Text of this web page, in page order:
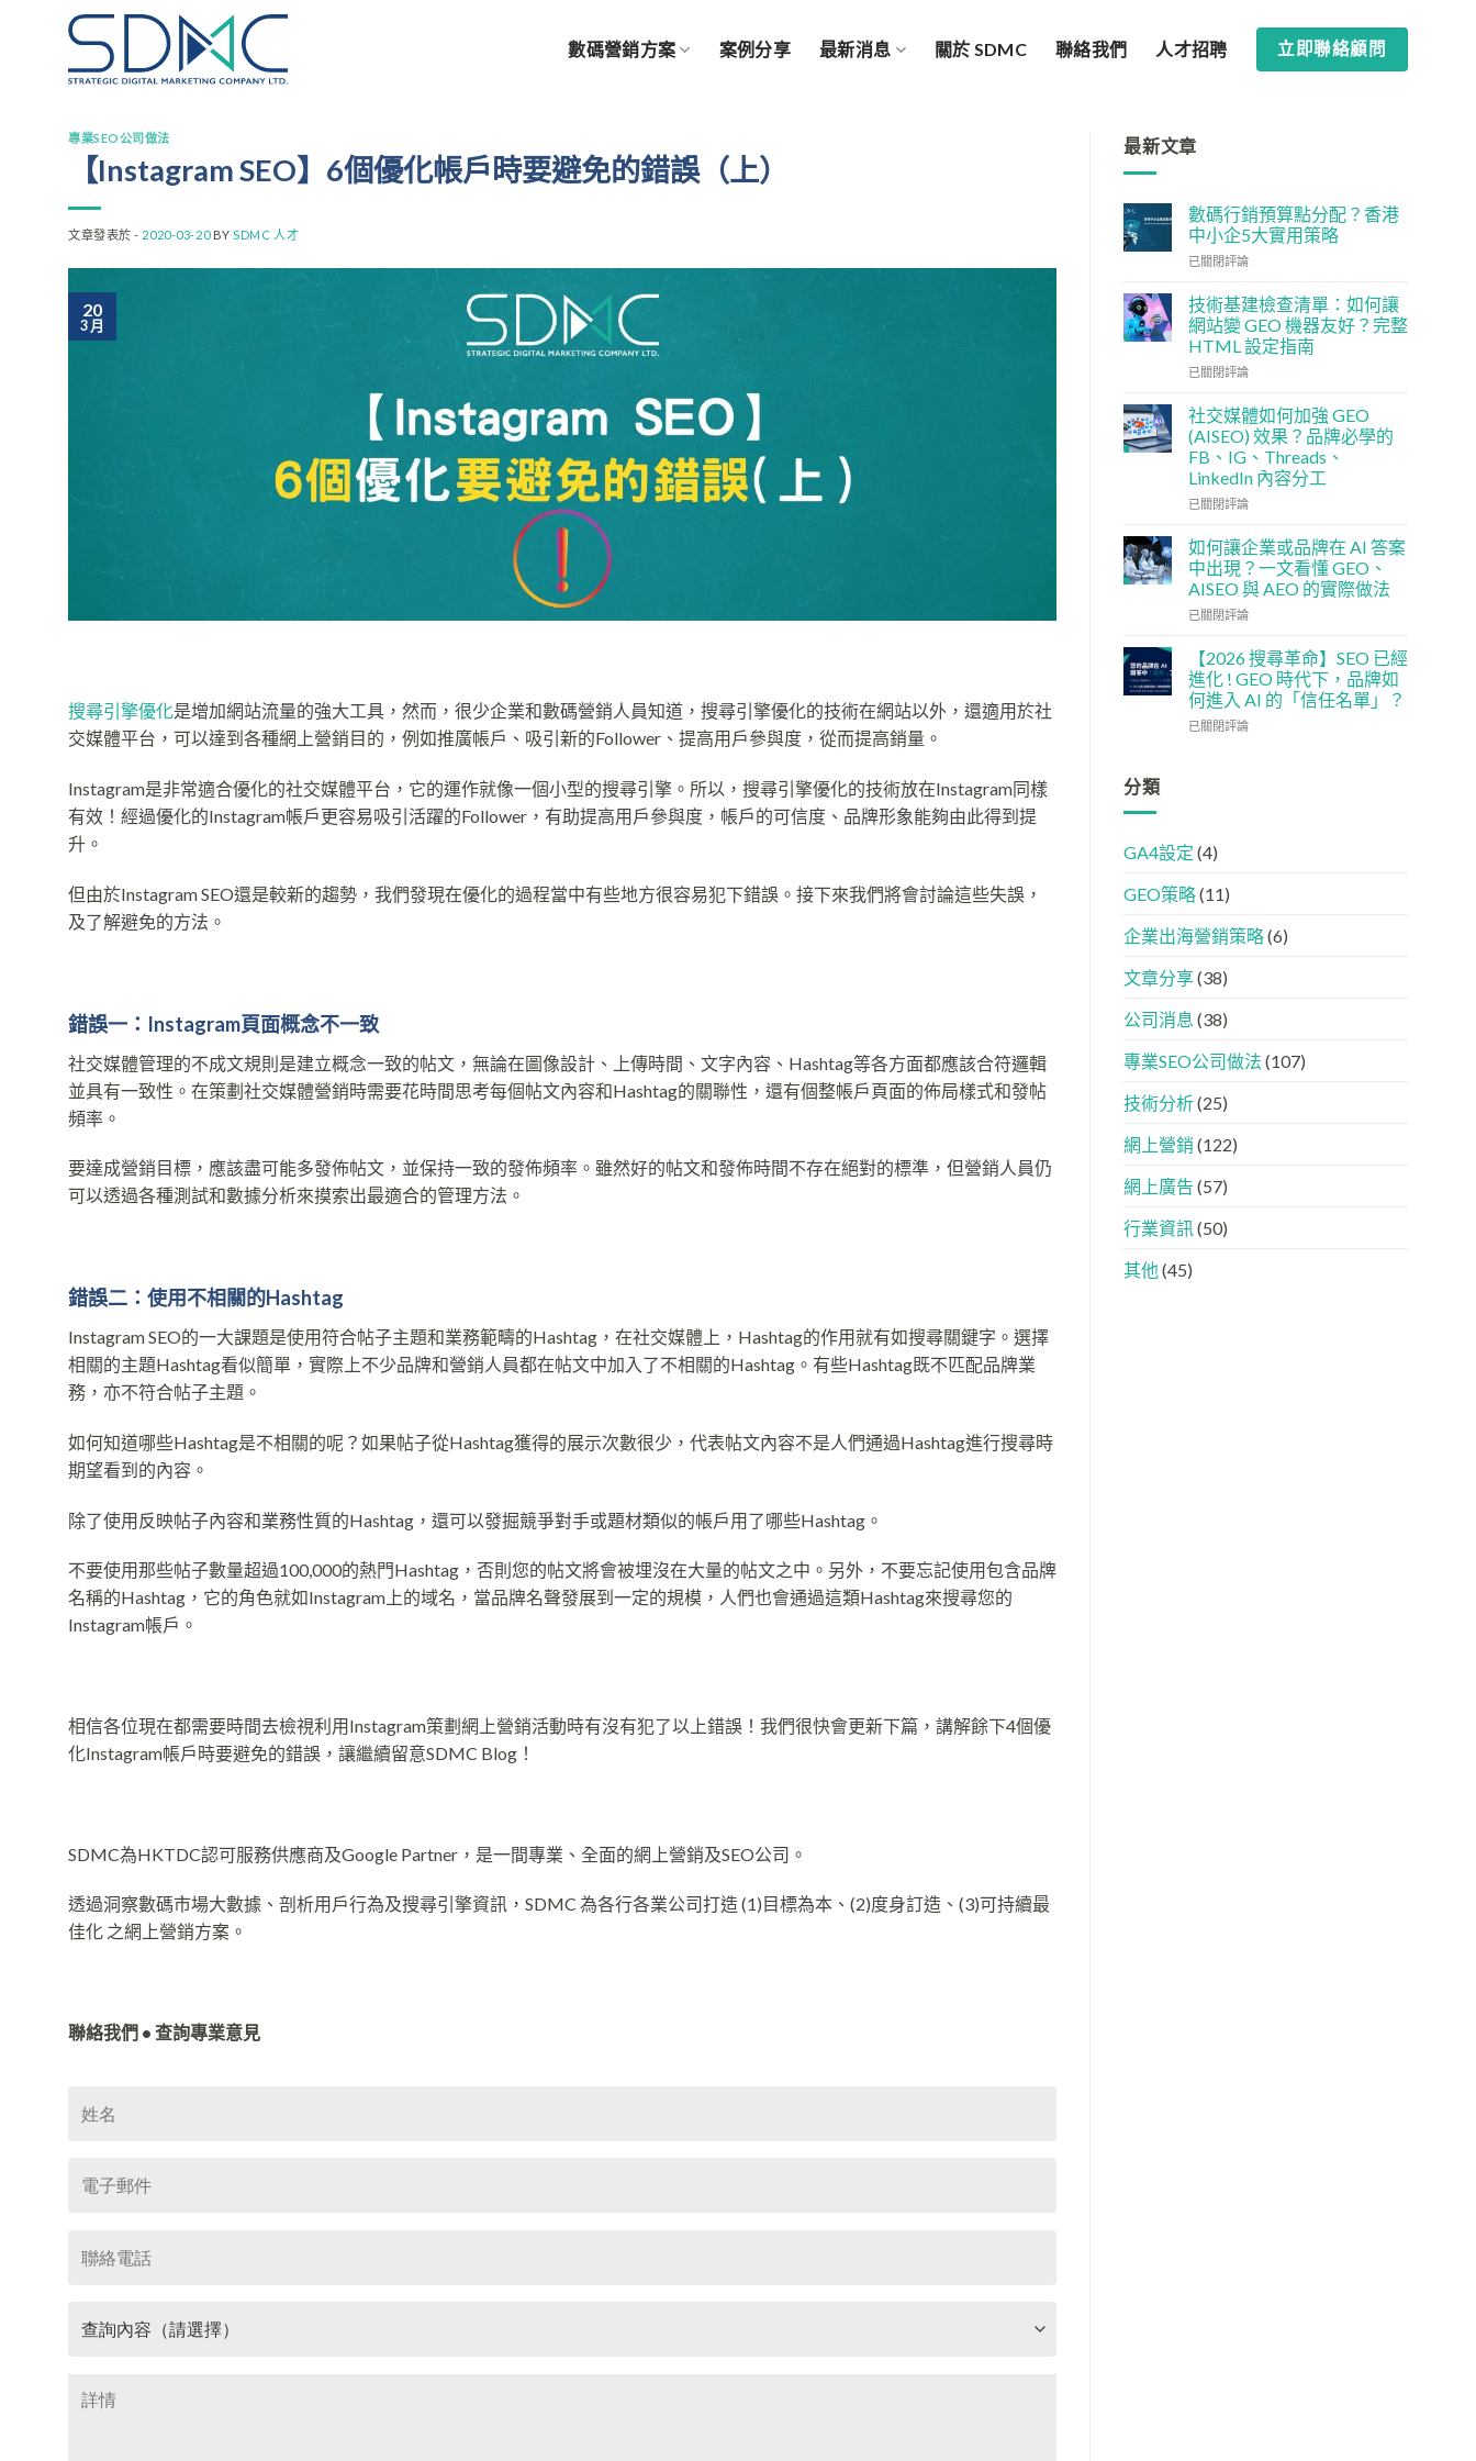
數碼營銷方案 案例分享 最新消息 關於 SDMC 聯絡我們 人才招聘 立即聯絡顧問
專業SEO公司做法
【Instagram SEO】6個優化帳戶時要避免的錯誤（上）
文章發表於 - 2020-03-20BY SDMC 人才
20
3 月
搜尋引擎優化是增加網站流量的強大工具，然而，很少企業和數碼營銷人員知道， 搜尋引擎優化的技術在網站以外，還適用於社
交媒體平台，可以達到各種網上營銷 目的，例如推廣帳戶、吸引新的Follower、提高用戶參與度，從而提高銷量。
Instagram是非常適合優化的社交媒體平台，它的運作就像一個小型的搜尋引擎。所以， 搜尋引擎優化的技術放在Instagram同樣
有效！經過優化的Instagram帳戶更容易吸引活躍的Follower，有助提高用戶參與度，帳戶的可信度、品牌形象能夠由此得到提
升。
但由於Instagram SEO還是較新的趨勢，我們發現在優化的過程當中有些地方很容易犯下錯誤。接下來我們將會討論這些失誤，
及了解避免的方法。
錯誤一：Instagram頁面概念不一致
社交媒體管理的不成文規則是建立概念一致的帖文，無論在圖像設計、上傳時間、文字內容、Hashtag等各方面都應該合符邏輯
並具有一致性。在策劃社交媒體營銷時需要花時間思考每個帖文內容和Hashtag的關聯性，還有個整帳戶頁面的佈局樣式和發帖
頻率。
要達成營銷目標，應該盡可能多發佈帖文，並保持一致的發佈頻率。雖然好的帖文和發佈時間不存在絕對的標準，但營銷人員仍
可以透過各種測試和數據分析來摸索出最適合的管理方法。
錯誤二：使用不相關的Hashtag
Instagram SEO的一大課題是使用符合帖子主題和業務範疇的Hashtag，在社交媒體上，Hashtag的作用就有如搜尋關鍵字。選擇
相關的主題Hashtag看似簡單，實際上不少品牌和營銷人員都在帖文中加入了不相關的Hashtag。有些Hashtag既不匹配品牌業
務，亦不符合帖子主題。
如何知道哪些Hashtag是不相關的呢？如果帖子從Hashtag獲得的展示次數很少，代表帖文內容不是人們通過Hashtag進行搜尋時
期望看到的內容。
除了使用反映帖子內容和業務性質的Hashtag，還可以發掘競爭對手或題材類似的帳戶用了哪些Hashtag。
不要使用那些帖子數量超過100,000的熱門Hashtag，否則您的帖文將會被埋沒在大量的帖文之中。另外，不要忘記使用包含品牌
名稱的Hashtag，它的角色就如Instagram上的域名，當品牌名聲發展到一定的規模，人們也會通過這類Hashtag來搜尋您的
Instagram帳戶。
相信各位現在都需要時間去檢視利用Instagram策劃網上營銷活動時有沒有犯了以上錯誤！我們很快會更新下篇，講解餘下4個優
化Instagram帳戶時要避免的錯誤，讓繼續留意SDMC Blog！
SDMC為HKTDC認可服務供應商及Google Partner，是一間專業、全面的網上營銷及SEO公司。
透過洞察數碼市場大數據、剖析用戶行為及搜尋引擎資訊，SDMC 為各行各業公司打造 (1)目標為本、(2)度身訂造、(3)可持續最
佳化 之網上營銷方案。
聯絡我們 • 查詢專業意見
最新文章
數碼行銷預算點分配？香港
中小企5大實用策略
數
行
銷
預
算
點
配？
香
港
中
小
企
大
實
用
策
略
已關閉評論
技術基建檢查清單：如何讓
網站變 GEO 機器友好？完整
HTML 設定指南
技
基
建
檢
查
清
單：
何
讓
網
站
變
器
友
好？
完
已關閉評論
社交媒體如何加強 GEO
(AISEO) 效果？品牌必學的
FB、IG、Threads、
LinkedIn 內容分工
社
媒
體
如
何
加
GEO
(AISEO)
效
果？
品
Threads、
內
分
已關閉評論
如何讓企業或品牌在 AI 答案
中出現？一文看懂 GEO、
AISEO 與 AEO 的實際做法
如
企
業
或
品
出
一
看
懂
AISEO
AEO
實
做
已關閉評論
【2026 搜尋革命】SEO 已經
進化 ! GEO 時代下，品牌如
何進入 AI 的「信任名單」？
【2026
經
化
GEO
時
下，
牌
何
入
AI
的
「信
名
已關閉評論
分類
GA4設定 (4)
GEO策略(11)
企業出海營銷策略(6)
文章分享(38)
公司消息 (38)
專業SEO公司做法 (107)
技術分析(25)
網上營銷 (122)
網上廣告 (57)
行業資訊(50)
其他 (45)